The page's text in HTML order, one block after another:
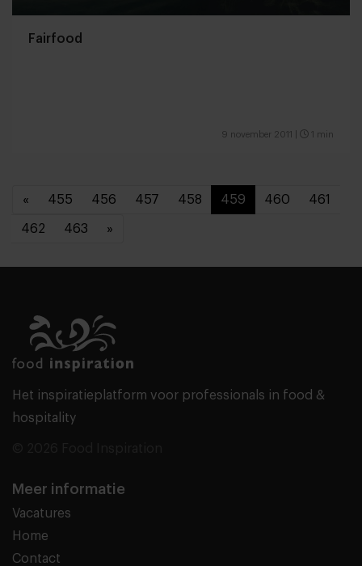
Fairfood
9 november 2011 1 min
« 455 456 457 458 459 460 461
462 463 »
Het inspiratieplatform voor professionals in food &
hospitality
Meer informatie
Vacatures
Home
Contact